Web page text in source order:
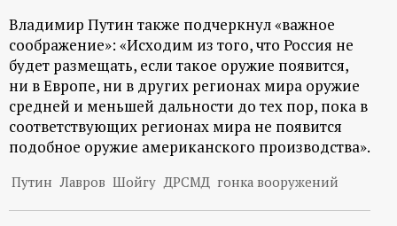
Владимир Путин также подчеркнул «важное
соображение»: «Исходим из того, что Россия не
будет размещать, если такое оружие появится,
ни в Европе, ни в других регионах мира оружие
средней и меньшей дальности до тех пор, пока в
соответствующих регионах мира не появится
подобное оружие американского производства».
Путин Лавров Шойгу ДРСМД гонка вооружений